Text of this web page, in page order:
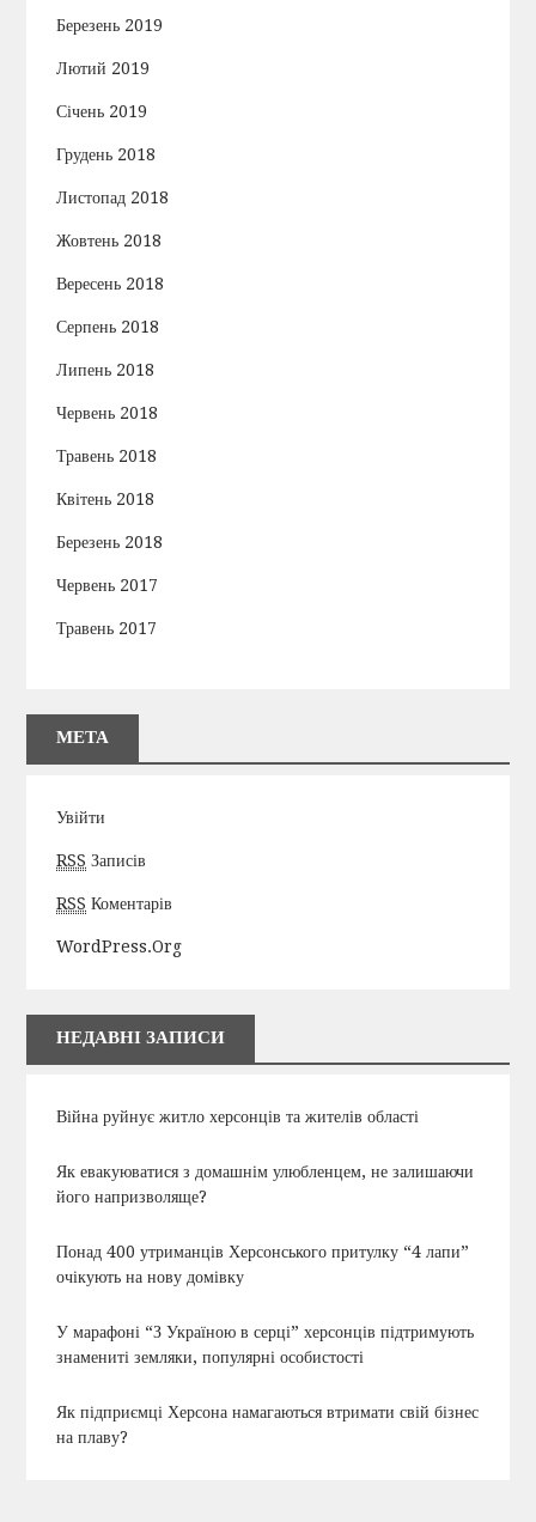
Березень 2019
Лютий 2019
Січень 2019
Грудень 2018
Листопад 2018
Жовтень 2018
Вересень 2018
Серпень 2018
Липень 2018
Червень 2018
Травень 2018
Квітень 2018
Березень 2018
Червень 2017
Травень 2017
МЕТА
Увійти
RSS Записів
RSS Коментарів
WordPress.org
НЕДАВНІ ЗАПИСИ
Війна руйнує житло херсонців та жителів області
Як евакуюватися з домашнім улюбленцем, не залишаючи
його напризволяще?
Понад 400 утриманців Херсонського притулку “4 лапи”
очікують на нову домівку
У марафоні “З Україною в серці” херсонців підтримують
знамениті земляки, популярні особистості
Як підприємці Херсона намагаються втримати свій бізнес
на плаву?